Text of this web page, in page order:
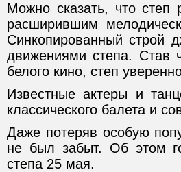
Можно сказать, что
расширившим
Синкопированный строй
движениями степа. Став
белого кино, степ
Известные актеры и
классического балета и
Даже потеряв особую
не был забыт. Об этом
степа 25 мая.